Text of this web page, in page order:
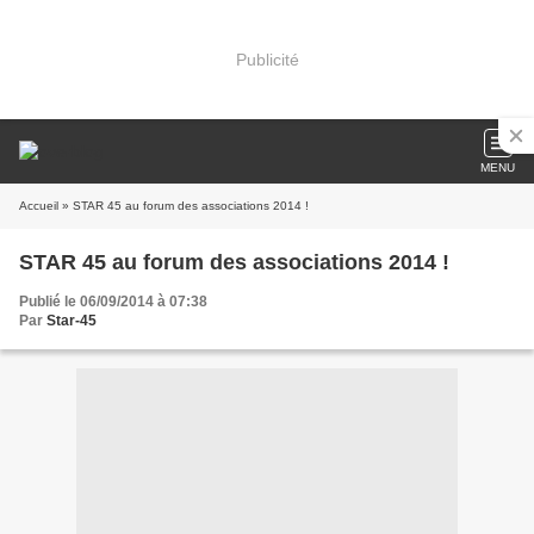
Publicité
MENU
Accueil » STAR 45 au forum des associations 2014 !
STAR 45 au forum des associations 2014 !
Publié le 06/09/2014 à 07:38
Par Star-45